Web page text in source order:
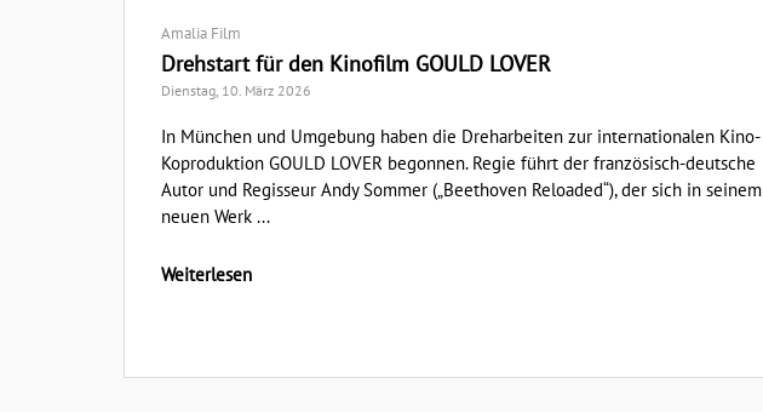
Amalia Film
Drehstart für den Kinofilm GOULD LOVER
Dienstag, 10. März 2026
In München und Umgebung haben die Dreharbeiten zur internationalen Kino-
Koproduktion GOULD LOVER begonnen. Regie führt der französisch-deutsche
Autor und Regisseur Andy Sommer („Beethoven Reloaded“), der sich in seinem
neuen Werk ...
Weiterlesen